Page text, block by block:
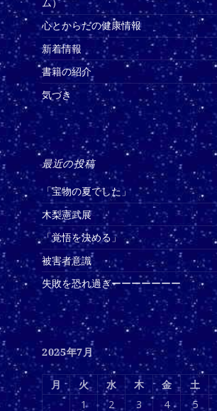
心とからだの健康情報
新着情報
書籍の紹介
気づき
最近の投稿
「宝物の夏でした」
木梨憲武展
「覚悟を決める」
被害者意識
失敗を恐れ過ぎーーーーーーー
2025年7月
月 火 水 木 金 土
1
2 3 4 5